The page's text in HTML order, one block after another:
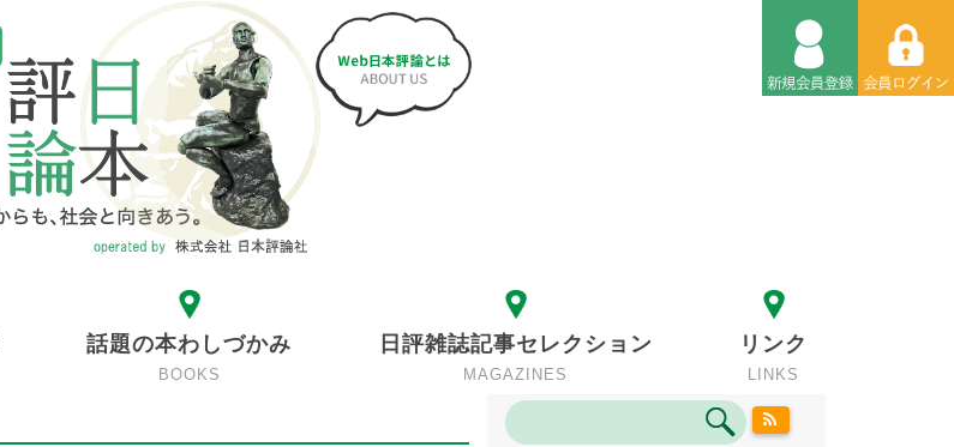
話題の本わしづかみ
BOOKS
日評雑誌記事セレクション
MAGAZINES
リンク
LINKS